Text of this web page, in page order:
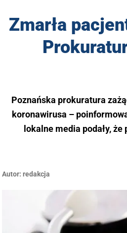
Zmarła
Poznańska prokuratura
koronawirusa –
lokalne media podały,
Autor: redakcja